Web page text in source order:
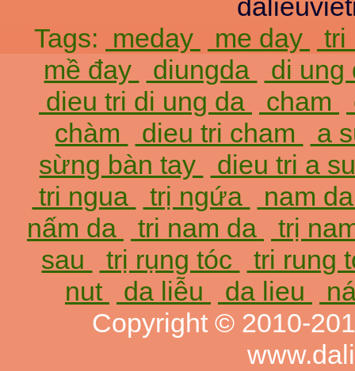
Tags: meday me day
tri
mề đay
diungda
di
dieu tri di ung da
cham
chàm
dieu tri cham
a
sừng bàn tay
dieu tri a
tri ngua
trị ngứa
nam
nấm da
tri nam da
trị
sau
trị rụng tóc
tri rung
nut
da liễu da lieu
Copyright © 2010-